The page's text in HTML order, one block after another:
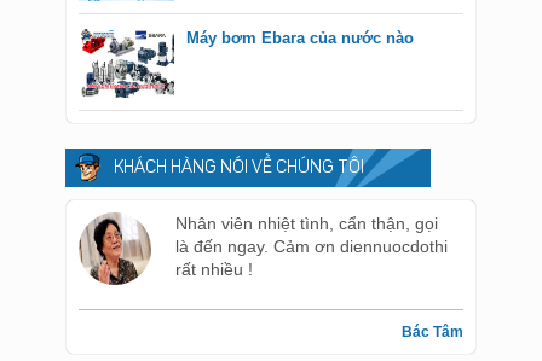
Máy bơm Ebara của nước nào
KHÁCH HÀNG NÓI VỀ CHÚNG TÔI
Nhân viên nhiệt tình, cẩn thận, gọi
là đến ngay. Cảm ơn diennuocdothi
rất nhiều !
Bác Tâm